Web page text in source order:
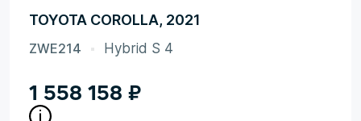
TOYOTA COROLLA, 2021
ZWE214 Hybrid S 4
1 558 158 ₽